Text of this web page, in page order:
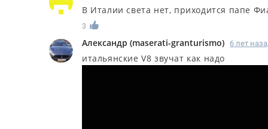
В Италии света нет, приходится папе
3
Александр (maserati-granturismo) 6 лет
итальянские V8 звучат как надо